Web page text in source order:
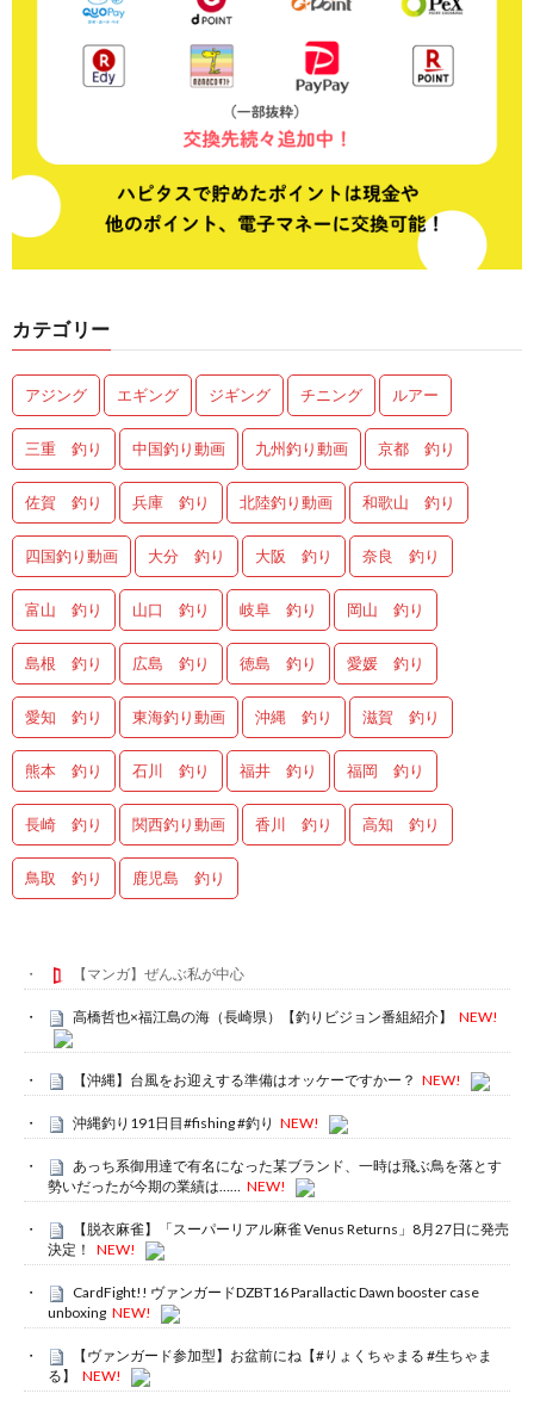
カテゴリー
アジング エギング ジギング チニング ルアー
三重 釣り 中国釣り動画 九州釣り動画 京都 釣り
佐賀 釣り 兵庫 釣り 北陸釣り動画 和歌山 釣り
四国釣り動画 大分 釣り 大阪 釣り 奈良 釣り
富山 釣り 山口 釣り 岐阜 釣り 岡山 釣り
島根 釣り 広島 釣り 徳島 釣り 愛媛 釣り
愛知 釣り 東海釣り動画 沖縄 釣り 滋賀 釣り
熊本 釣り 石川 釣り 福井 釣り 福岡 釣り
長崎 釣り 関西釣り動画 香川 釣り 高知 釣り
鳥取 釣り 鹿児島 釣り
【マンガ】ぜんぶ私が中心
高橋哲也×福江島の海（長崎県）【釣りビジョン番組紹介】 NEW!
【沖縄】台風をお迎えする準備はオッケーですかー？ NEW!
沖縄釣り191日目#fishing #釣り NEW!
あっち系御用達で有名になった某ブランド、一時は飛ぶ鳥を落とす
勢いだったが今期の業績は…… NEW!
【脱衣麻雀】「スーパーリアル麻雀 Venus Returns」8月27日に発売
決定！
NEW!
CardFight!! ヴァンガードDZBT16 Parallactic Dawn booster case
unboxing NEW!
【ヴァンガード参加型】お盆前にね【#りょくちゃまる #生ちゃま
る】
NEW!